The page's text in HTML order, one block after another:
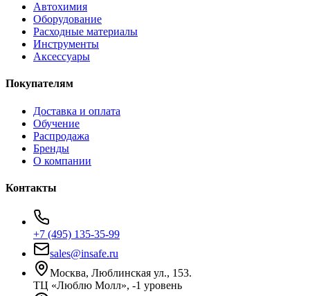
Автохимия
Оборудование
Расходные материалы
Инструменты
Аксессуары
Покупателям
Доставка и оплата
Обучение
Распродажа
Бренды
О компании
Контакты
+7 (495) 135-35-99
sales@insafe.ru
Москва, Люблинская ул., 153.
ТЦ «Люблю Молл», -1 уровень